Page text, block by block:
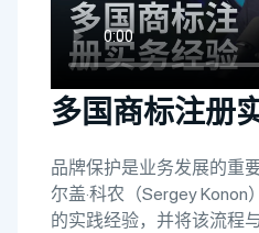
多国商标注册
品牌保护是业务发展的重
尔盖·科农（Sergey
的实践经验，并将该流程